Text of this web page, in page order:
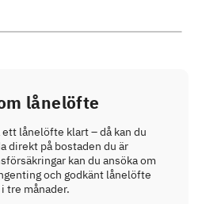
lånelöfte
lånelöfte klart – då kan du
direkt på bostaden du är
kan du ansöka om
och godkänt lånelöfte
tre månader.